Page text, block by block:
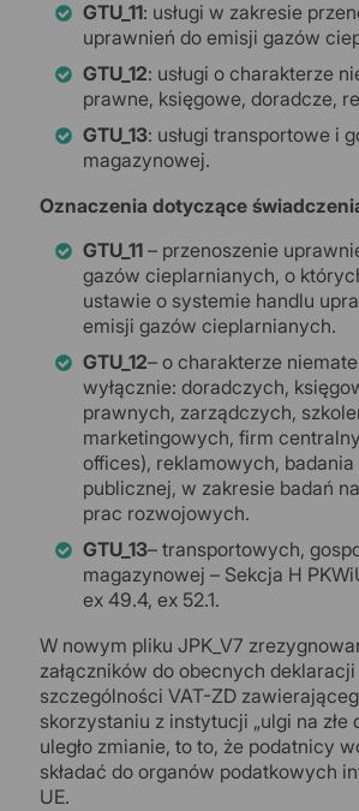
GTU_11: usługi w zakresie
uprawnień do emisji gazów
GTU_12: usługi o charakterze
prawne, księgowe, doradcze,
GTU_13: usługi transportowe i
magazynowej.
Oznaczenia dotyczące
GTU_11 – przenoszenie
gazów cieplarnianych, o
ustawie o systemie handlu
emisji gazów cieplarnianych.
GTU_12– o charakterze
wyłącznie: doradczych,
prawnych, zarządczych,
marketingowych, firm
offices), reklamowych,
publicznej, w zakresie badań
prac rozwojowych.
GTU_13– transportowych,
magazynowej – Sekcja H
ex 49.4, ex 52.1.
W nowym pliku JPK_V7
załączników do obecnych deklaracji
szczególności VAT-ZD
skorzystaniu z instytucji „ulgi na złe
uległo zmianie, to to, że podatnicy
składać do organów podatkowych
UE.